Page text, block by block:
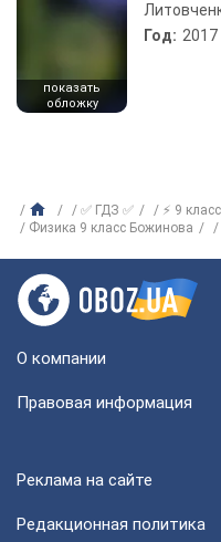
показать
обложку
Год: 2017
✅ ГДЗ ✅ ⚡ 9 класс
Физика 9 класс Божинова
О компании
Правовая информация
Реклама на сайте
Редакционная политика